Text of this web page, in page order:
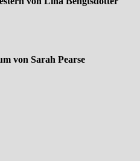
von Sarah Pearse